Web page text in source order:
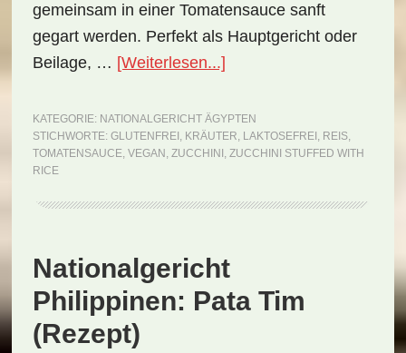
gemeinsam in einer Tomatensauce sanft
gegart werden. Perfekt als Hauptgericht oder
Beilage, … [Weiterlesen...]ÜberNationalgericht
Zucchini
Stuffed
KATEGORIE: NATIONALGERICHT ÄGYPTEN
STICHWORTE: GLUTENFREI , KRÄUTER, LAKTOSEFREI , REIS,
TOMATENSAUCE, VEGAN , ZUCCHINI , ZUCCHINI STUFFED WITH
RICE
Nationalgericht
Philippinen: Pata Tim
(Rezept)